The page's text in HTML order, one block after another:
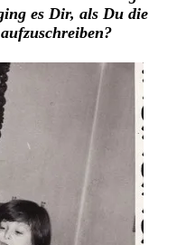
es Dir, als Du die